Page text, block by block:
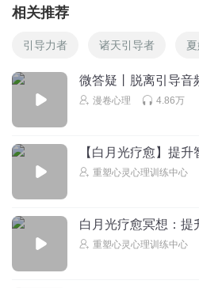
相关推荐
引导力者 诸天引导者
微答疑丨脱离引导音
漫卷心理 4.86万
【白月光疗愈】提
重塑心灵心理训练中心
白月光疗愈冥想：提
重塑心灵心理训练中心